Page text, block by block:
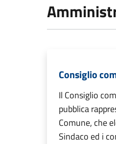
Consiglio
Il Consiglio
pubblica
Comune, che
Sindaco ed i